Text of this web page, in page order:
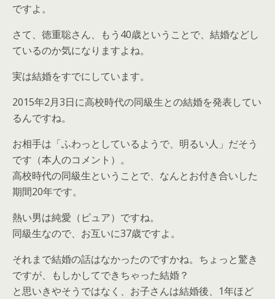
ですよ。
さて、徳重聡さん、もう40歳ということで、結婚などし
ているのか気になりますよね。
実は結婚をすでにしています。
2015年2月3日に高校時代の同級生との結婚を発表してい
るんですね。
お相手は「ふわっとしているようで、明るい人」だそう
です（本人のコメント）。
高校時代の同級生ということで、なんとお付き合いした
期間20年です。
熱い男は純愛（ピュア）ですね。
同級生なので、お互いに37歳ですよ。
それまで結婚の話はなかったのですかね。ちょっと驚き
ですが、もしかしてできちゃった結婚？
と思いきやそうではなく、お子さんは結婚後、1年ほど